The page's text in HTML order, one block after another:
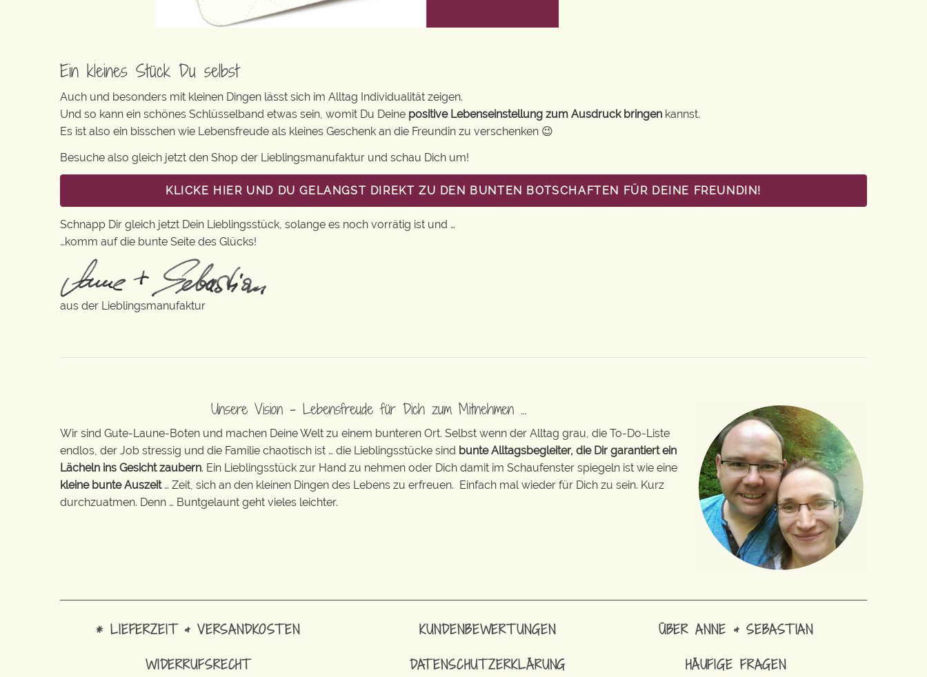
Ein kleines Stück Du selbst
Auch und besonders mit kleinen Dingen lässt sich im Alltag Individualität zeigen.
Und so kann ein schönes Schlüsselband etwas sein, womit Du Deine positive Lebenseinstellung zum Ausdruck bringen kannst.
Es ist also ein bisschen wie Lebensfreude als kleines Geschenk an die Freundin zu verschenken 😉
Besuche also gleich jetzt den Shop der Lieblingsmanufaktur und schau Dich um!
KLICKE HIER UND DU GELANGST DIREKT ZU DEN BUNTEN BOTSCHAFTEN FÜR DEINE FREUNDIN!
Schnapp Dir gleich jetzt Dein Lieblingsstück, solange es noch vorrätig ist und …
…komm auf die bunte Seite des Glücks!
aus der Lieblingsmanufaktur
Unsere Vision – Lebensfreude für Dich zum Mitnehmen …
Wir sind Gute-Laune-Boten und machen Deine Welt zu einem bunteren Ort. Selbst wenn der Alltag grau, die To-Do-Liste
endlos, der Job stressig und die Familie chaotisch ist … die Lieblingsstücke sind bunte Alltagsbegleiter, die Dir garantiert ein
Lächeln ins Gesicht zaubern. Ein Lieblingsstück zur Hand zu nehmen oder Dich damit im Schaufenster spiegeln ist wie eine
kleine bunte Auszeit… Zeit, sich an den kleinen Dingen des Lebens zu erfreuen. Einfach mal wieder für Dich zu sein. Kurz
durchzuatmen. Denn … Buntgelaunt geht vieles leichter.
* LIEFERZEIT & VERSANDKOSTEN
WIDERRUFSRECHT
KUNDENBEWERTUNGEN
DATENSCHUTZERKLÄRUNG
ÜBER ANNE & SEBASTIAN
HÄUFIGE FRAGEN